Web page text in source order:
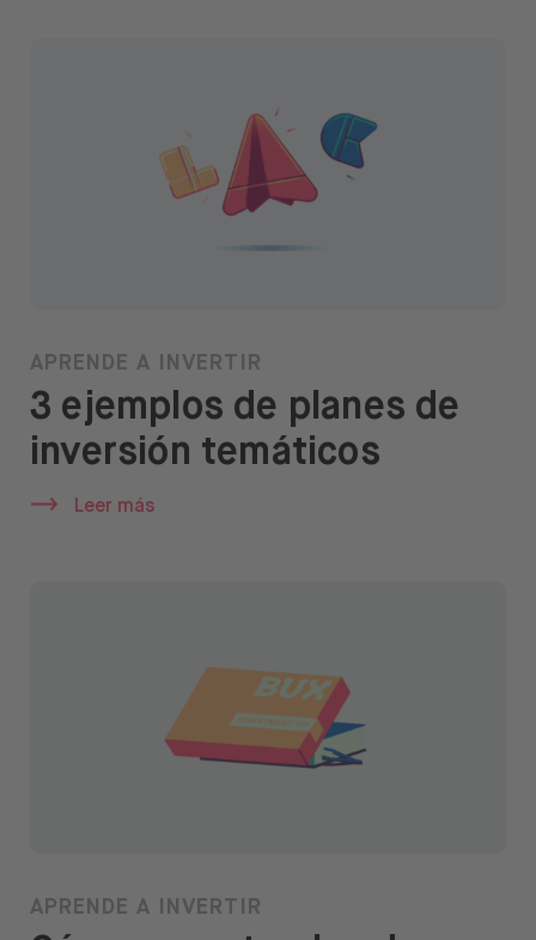
APRENDE A INVERTIR
3 ejemplos de planes de
inversión temáticos
Leer más
APRENDE A INVERTIR